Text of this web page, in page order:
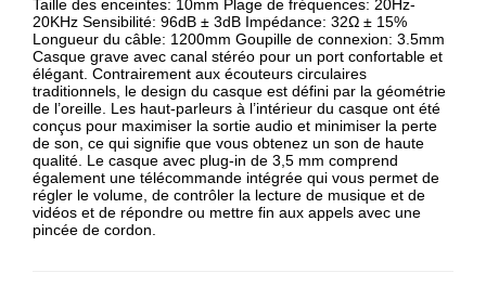
Taille des enceintes: 10mm Plage de fréquences: 20Hz-
20KHz Sensibilité: 96dB ± 3dB Impédance: 32Ω ± 15%
Longueur du câble: 1200mm Goupille de connexion: 3.5mm
Casque grave avec canal stéréo pour un port confortable et
élégant. Contrairement aux écouteurs circulaires
traditionnels, le design du casque est défini par la géométrie
de l’oreille. Les haut-parleurs à l’intérieur du casque ont été
conçus pour maximiser la sortie audio et minimiser la perte
de son, ce qui signifie que vous obtenez un son de haute
qualité. Le casque avec plug-in de 3,5 mm comprend
également une télécommande intégrée qui vous permet de
régler le volume, de contrôler la lecture de musique et de
vidéos et de répondre ou mettre fin aux appels avec une
pincée de cordon.